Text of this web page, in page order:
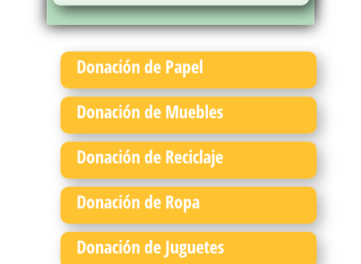
Donación de Papel
Donación de Muebles
Donación de Reciclaje
Donación de Ropa
Donación de Juguetes